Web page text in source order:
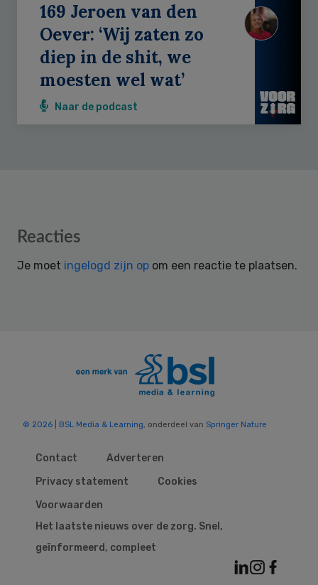
169 Jeroen van den
Oever: ‘Wij zaten zo
diep in de shit, we
moesten wel wat’
Naar de podcast
Reader
Reacties
Je moet ingelogd zijn op om een reactie te plaatsen.
© 2026 | BSL Media & Learning, onderdeel van Springer Nature
Contact
Adverteren
Privacy statement
Cookies
Voorwaarden
Het laatste nieuws over de zorg. Snel,
geïnformeerd, compleet